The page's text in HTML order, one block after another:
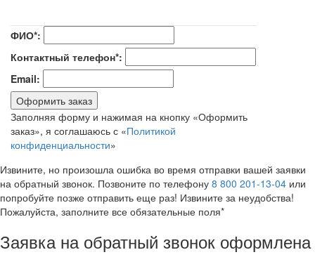
ФИО*:
Контактный телефон*:
Email:
Оформить заказ
Заполняя форму и нажимая на кнопку «Оформить
заказ», я соглашаюсь с «Политикой
конфиденциальности»
Извините, но произошла ошибка во время отправки вашей заявки
на обратный звонок. Позвоните по телефону 8 800 201-13-04 или
попробуйте позже отправить еще раз! Извините за неудобства!
Пожалуйста, заполните все обязательные поля*
Заявка на обратный звонок оформлена